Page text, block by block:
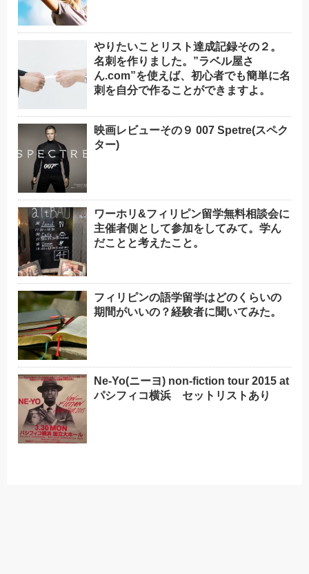
やりたいことリスト達成記録その２。
名刺を作りました。”ラベル屋さ
ん.com”を使えば、初心者でも簡単に名
刺を自分で作ることができますよ。
映画レビューその９ 007 Spetre(スペク
ター)
ワーホリ&フィリピン留学無料相談会に
主催者側として参加をしてみて。学ん
だことと考えたこと。
フィリピンの語学留学はどのくらいの
期間がいいの？経験者に聞いてみた。
Ne-Yo(ニーヨ) non-fiction tour 2015 at
パシフィコ横浜 セットリストあり